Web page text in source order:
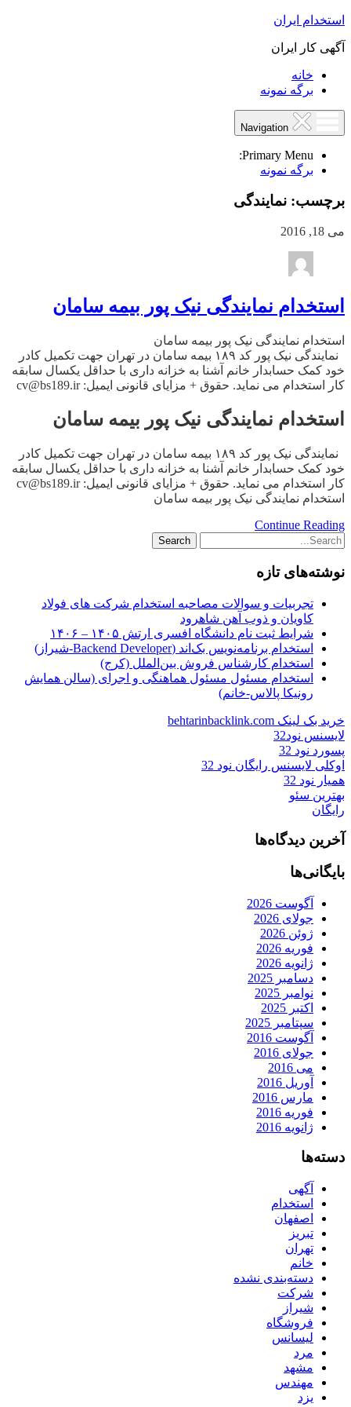
استخدام ایران
آگهی کار ایران
خانه
برگه نمونه
Primary Menu:
برگه نمونه
برچسب: نمایندگی
می 18, 2016
استخدام نمایندگی نیک پور بیمه سامان
استخدام نمایندگی نیک پور بیمه سامان
نمایندگی نیک پور کد ۱۸۹ بیمه سامان در تهران جهت تکمیل کادر
خود کمک حسابدار خانم آشنا به خزانه داری با حداقل یکسال سابقه
کار استخدام می نماید. حقوق + مزایای قانونی ایمیل: cv@bs189.ir
استخدام نمایندگی نیک پور بیمه سامان
نمایندگی نیک پور کد ۱۸۹ بیمه سامان در تهران جهت تکمیل کادر
خود کمک حسابدار خانم آشنا به خزانه داری با حداقل یکسال سابقه
کار استخدام می نماید. حقوق + مزایای قانونی ایمیل: cv@bs189.ir
استخدام نمایندگی نیک پور بیمه سامان
Continue Reading
نوشته‌های تازه
تجربیات و سوالات مصاحبه استخدام شرکت های فولاد
کاویان و ذوب آهن شاهرود
شرایط ثبت نام دانشگاه افسری ارتش ۱۴۰۵ – ۱۴۰۶
استخدام برنامه‌نویس بک‌اند (Backend Developer-شیراز)
استخدام کارشناس فروش بین‌الملل (کرج)
استخدام مسئول مسئول هماهنگی و اجرای (سالن همایش
رونیکا پالاس-خانم)
خرید بک لینک behtarinbacklink.com
لایسنس نود32
پسورد نود 32
اوکلی لایسنس رایگان نود 32
همیار نود 32
بهترین سئو
رایگان
آخرین دیدگاه‌ها
بایگانی‌ها
آگوست 2026
جولای 2026
ژوئن 2026
فوریه 2026
ژانویه 2026
دسامبر 2025
نوامبر 2025
اکتبر 2025
سپتامبر 2025
آگوست 2016
جولای 2016
می 2016
آوریل 2016
مارس 2016
فوریه 2016
ژانویه 2016
دسته‌ها
آگهی
استخدام
اصفهان
تبریز
تهران
خانم
دسته‌بندی نشده
شرکت
شیراز
فروشگاه
لیسانس
مرد
مشهد
مهندس
یزد